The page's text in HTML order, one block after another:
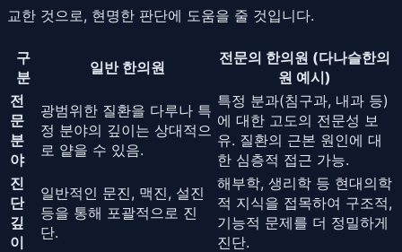
교한 것으로, 현명한 판단에 도움을 줄 것입니다.
구
분
일반 한의원
전문의 한의원 (다나슬한의
원 예시)
전
문
분
야
광범위한 질환을 다루나 특
정 분야의 깊이는 상대적으
로 얕을 수 있음.
특정 분과(침구과, 내과 등)
에 대한 고도의 전문성 보
유. 질환의 근본 원인에 대
한 심층적 접근 가능.
진
단
깊
이
일반적인 문진, 맥진, 설진
등을 통해 포괄적으로 진
단.
해부학, 생리학 등 현대의학
적 지식을 접목하여 구조적,
기능적 문제를 더 정밀하게
진단.